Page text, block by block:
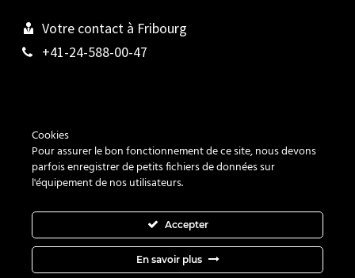
Contact
Cookies
Vie privée
Votre contact à Fribourg
+41-24-588-00-47
Cookies
Pour assurer le bon fonctionnement de ce site, nous devons
parfois enregistrer de petits fichiers de données sur
l'équipement de nos utilisateurs.
Accepter
En savoir plus